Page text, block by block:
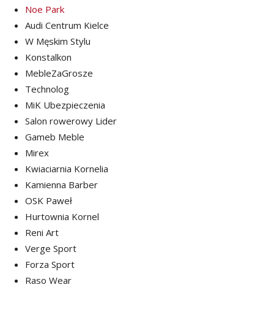
Noe Park
Audi Centrum Kielce
W Męskim Stylu
Konstalkon
MebleZaGrosze
Technolog
MiK Ubezpieczenia
Salon rowerowy Lider
Gameb Meble
Mirex
Kwiaciarnia Kornelia
Kamienna Barber
OSK Paweł
Hurtownia Kornel
Reni Art
Verge Sport
Forza Sport
Raso Wear